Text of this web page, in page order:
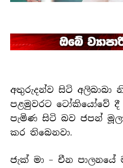
අතුරුදන්ව සිටි අලිබාබා
පළමුවරට ටෝකියෝවේ දී
පැමිණ සිටි බව ජපන්
කර තිබෙනවා.
ජැක් මා – චීන